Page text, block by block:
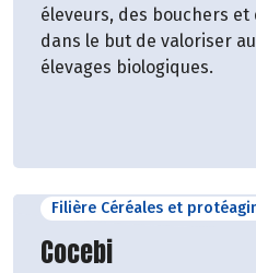
éleveurs, des bouchers
dans le but de valoriser
élevages biologiques.
Filière Céréales et
Découvrir le
Cocebi